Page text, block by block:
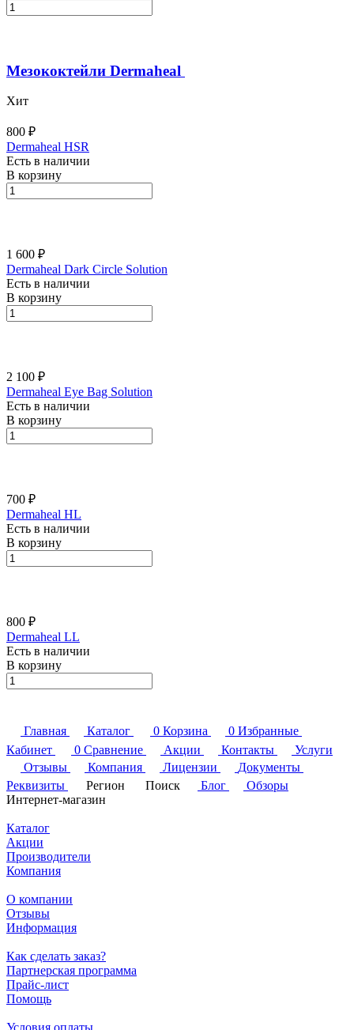
Мезококтейли Dermaheal
Хит
800 ₽
Dermaheal HSR
Есть в наличии
В корзину
1 600 ₽
Dermaheal Dark Circle Solution
Есть в наличии
В корзину
2 100 ₽
Dermaheal Eye Bag Solution
Есть в наличии
В корзину
700 ₽
Dermaheal HL
Есть в наличии
В корзину
800 ₽
Dermaheal LL
Есть в наличии
В корзину
Главная Каталог 0 Корзина 0 Избранные
Кабинет
0 Сравнение Акции Контакты
Услуги
Отзывы
Компания Лицензии
Документы
Реквизиты
Регион Поиск Блог
Обзоры
Интернет-магазин
Каталог
Акции
Производители
Компания
О компании
Отзывы
Информация
Как сделать заказ?
Партнерская программа
Прайс-лист
Помощь